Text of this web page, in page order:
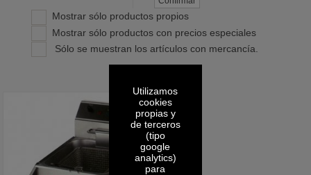
Utilizamos
cookies
propias y
de terceros
(tipo
google
analytics)
para
Mostrar sólo productos propios
Mostrar sólo productos con precios especiales
Sólo se muestran los artículos con mercancía.